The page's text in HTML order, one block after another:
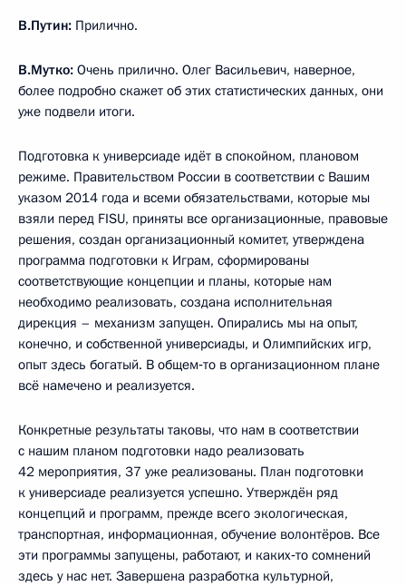
В.Путин: Прилично.
В.Мутко: Очень прилично. Олег Васильевич, наверное,
более подробно скажет об этих статистических данных, они
уже подвели итоги.
Подготовка к универсиаде идёт в спокойном, плановом
режиме. Правительством России в соответствии с Вашим
указом 2014 года и всеми обязательствами, которые мы
взяли перед FISU, приняты все организационные, правовые
решения, создан организационный комитет, утверждена
программа подготовки к Играм, сформированы
соответствующие концепции и планы, которые нам
необходимо реализовать, создана исполнительная
дирекция – механизм запущен. Опирались мы на опыт,
конечно, и собственной универсиады, и Олимпийских игр,
опыт здесь богатый. В общем‑то в организационном плане
всё намечено и реализуется.
Конкретные результаты таковы, что нам в соответствии
с нашим планом подготовки надо реализовать
42 мероприятия, 37 уже реализованы. План подготовки
к универсиаде реализуется успешно. Утверждён ряд
концепций и программ, прежде всего экологическая,
транспортная, информационная, обучение волонтёров. Все
эти программы запущены, работают, и каких‑то сомнений
здесь у нас нет. Завершена разработка культурной,